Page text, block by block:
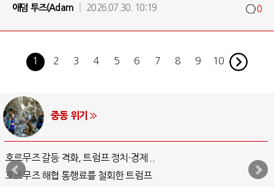
애덤 투즈(Adam
2026.07.30. 10:19 0
1 2 3 4 5 6 7 8 9 10
AI와 인간
중국 AI, 저가 공세로 글로벌 토큰 시..
AI 국부펀드 구상 놓고 미국 진보진영 ..